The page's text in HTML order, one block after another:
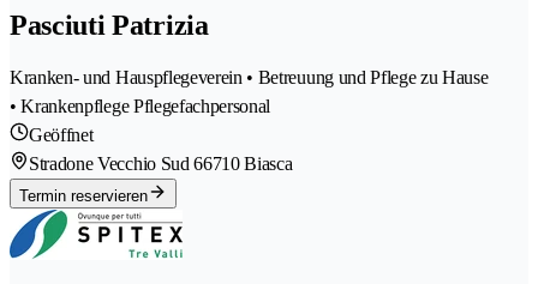
Pasciuti Patrizia
Kranken- und Hauspflegeverein • Betreuung und Pflege zu Hause
• Krankenpflege Pflegefachpersonal
Geöffnet
Stradone Vecchio Sud 66710 Biasca
Termin reservieren